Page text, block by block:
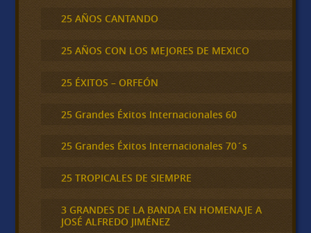
25 AÑOS CANTANDO
25 AÑOS CON LOS MEJORES DE MEXICO
25 ÉXITOS – ORFEÓN
25 Grandes Éxitos Internacionales 60
25 Grandes Éxitos Internacionales 70´s
25 TROPICALES DE SIEMPRE
3 GRANDES DE LA BANDA EN HOMENAJE A
JOSÉ ALFREDO JIMÉNEZ